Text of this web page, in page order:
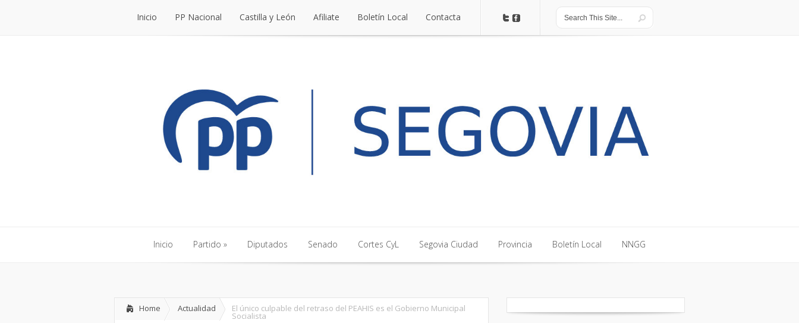
Inicio PP Nacional Castilla y León Afiliate Boletín Local Contacta
Inicio Partido Diputados Senado Cortes CyL Segovia Ciudad Provincia Boletín Local NNGG
Home Actualidad El único culpable del retraso del PEAHIS es el Gobierno Municipal
Socialista